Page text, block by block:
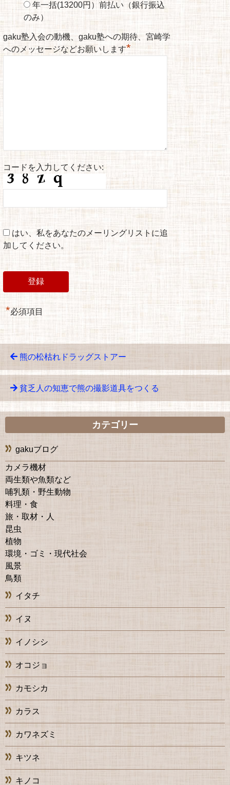
年一括(13200円）前払い（銀行振込
のみ）
gaku塾入会の動機、gaku塾への期待、宮崎学
へのメッセージなどお願いします*
コードを入力してください:
はい、私をあなたのメーリングリストに追
加してください。
*必須項目
熊の松枯れドラッグストアー
貧乏人の知恵で熊の撮影道具をつくる
カテゴリー
gakuブログ
カメラ機材
両生類や魚類など
哺乳類・野生動物
料理・食
旅・取材・人
昆虫
植物
環境・ゴミ・現代社会
風景
鳥類
イタチ
イヌ
イノシシ
オコジョ
カモシカ
カラス
カワネズミ
キツネ
キノコ